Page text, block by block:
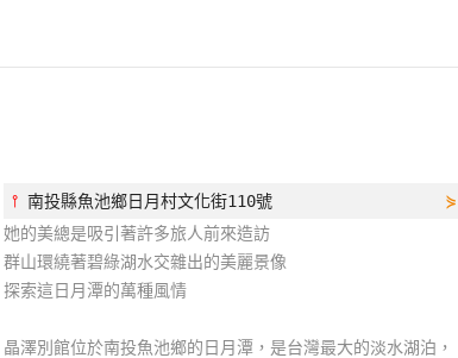
⫯ 南投縣魚池鄉日月村文化街110號 ⋟
她的美總是吸引著許多旅人前來造訪
群山環繞著碧綠湖水交雜出的美麗景像
探索這日月潭的萬種風情
晶澤別館位於南投魚池鄉的日月潭，是台灣最大的淡水湖泊，